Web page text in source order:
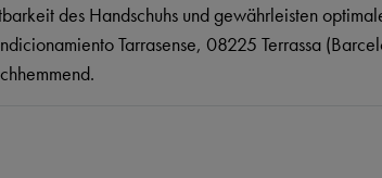
des Handschuhs und gewährleisten
Tarrasense, 08225 Terrassa